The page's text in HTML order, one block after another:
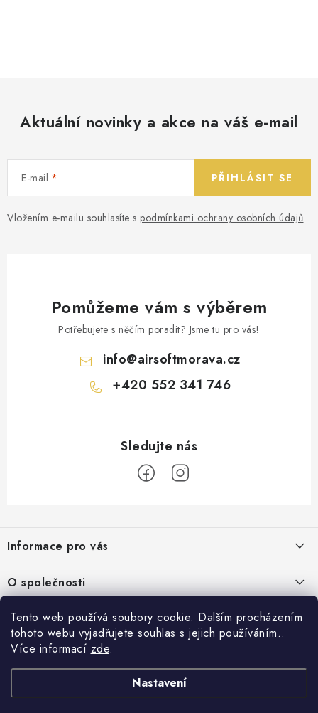
Tento web používá soubory cookie. Dalším procházením
tohoto webu vyjadřujete souhlas s jejich používáním..
Více informací zde.
Nastavení
Aktuální novinky a akce na váš e-mail
E-mail
Vložením e-mailu souhlasíte s podmínkami ochrany osobních údajů
PŘIHLÁSIT SE
Pomůžeme vám s výběrem
Potřebujete s něčím poradit? Jsme tu pro vás!
info@airsoftmorava.cz
+420 552 341 746
p
a
t
Informace pro vás
Podmínky ochrany osobních údajů
Reklamace
Vrácení zboží
O společnosti
O nás
Kontakt
AirsoftMorava.cz
AirsoftMorava s.r.o.
T. G. Masaryka 463
73801 Frýdek-Místek
Nákupní košík
0KS /0 KČ